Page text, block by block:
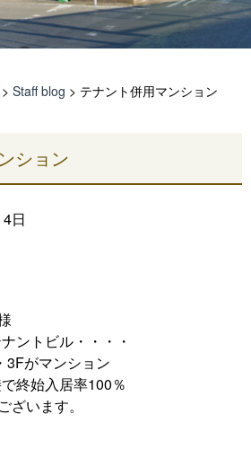
> Staff blog > テナント併用マンション
ション
日
ントビル・・・・
3Fがマンション
終始入居率100％
います。